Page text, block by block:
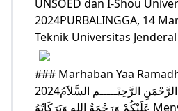
UNSOED dan I-Shou
2024PURBALINGGA, 14
Teknik Universitas
### Marhaban Yaa
2024بِسْــــــــــــــمِ اللهِ الرَّحْمَنِ الرَّحِيْـــــم السَّلاَمُ
عَلَيْكُمْ وَرَحْمَةُ اللهِ وَبَرَكَاتُهُ Menyambut… May 31,